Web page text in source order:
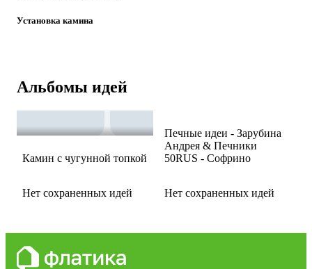
Установка камина
Альбомы идей
Камин с чугунной топкой
Нет сохраненных идей
Печные идеи - Зарубина
Андрея & Печники
50RUS - Софрино
Нет сохраненных идей